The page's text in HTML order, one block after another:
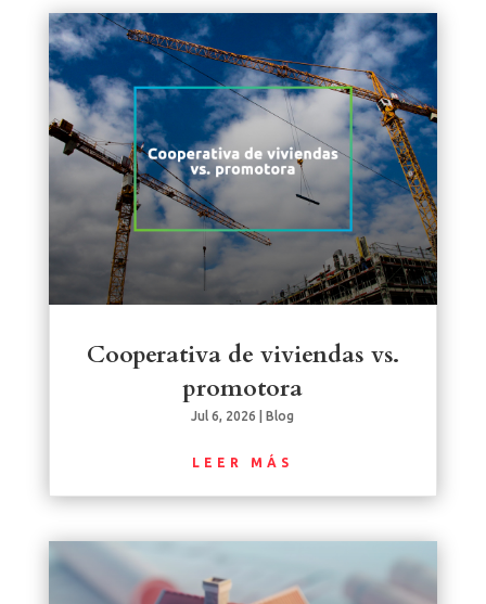
Cooperativa de viviendas vs.
promotora
Jul 6, 2026 |Blog
LEER MÁS